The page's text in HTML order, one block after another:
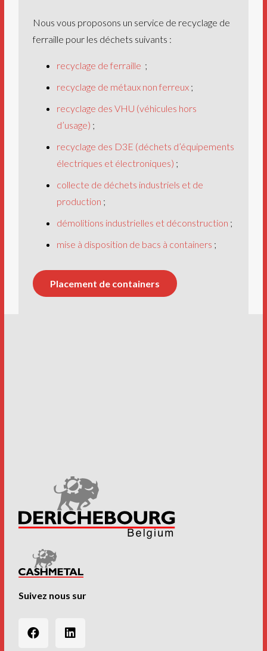
Nous vous proposons un service de recyclage de
ferraille pour les déchets suivants :
recyclage de ferraille ;
recyclage de métaux non ferreux ;
recyclage des VHU (véhicules hors
d’usage) ;
recyclage des D3E (déchets d’équipements
électriques et électroniques) ;
collecte de déchets industriels et de
production ;
démolitions industrielles et déconstruction ;
mise à disposition de bacs à containers ;
Placement de containers
Suivez nous sur